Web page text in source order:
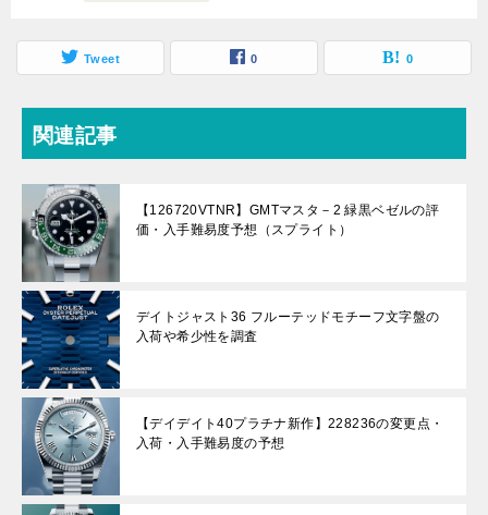
Tweet 0 0
関連記事
【126720VTNR】GMTマスタ－2 緑黒ベゼルの評
価・入手難易度予想（スプライト）
デイトジャスト36 フルーテッドモチーフ文字盤の
入荷や希少性を調査
【デイデイト40プラチナ新作】228236の変更点・
入荷・入手難易度の予想